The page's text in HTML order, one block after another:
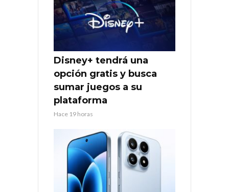
Disney+ tendrá una
opción gratis y busca
sumar juegos a su
plataforma
Hace 19 horas